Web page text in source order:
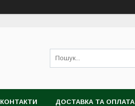
КОНТАКТИ ДОСТАВКА ТА ОПЛАТА